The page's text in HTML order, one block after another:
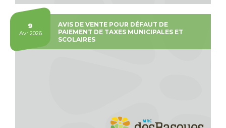
AVIS DE VENTE POUR DÉFAUT DE
PAIEMENT DE TAXES MUNICIPALES ET
SCOLAIRES
9
Avr 2026